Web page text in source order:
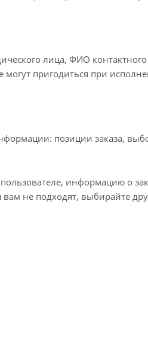
лица, ФИО
могут пригодиться при
позиции заказа,
информацию о
вам не подходят, выбирайте